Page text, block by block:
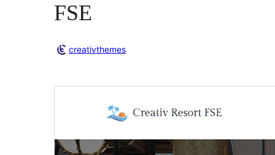
FSE
creativthemes